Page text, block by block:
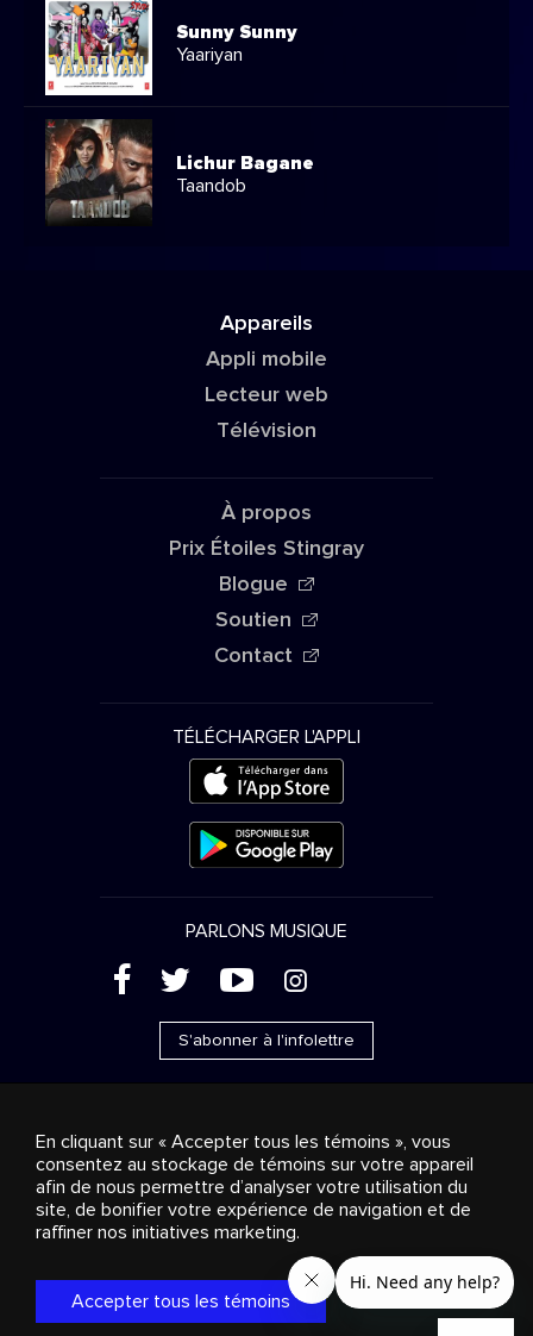
Sunny Sunny
Yaariyan
Lichur Bagane
Taandob
Appareils
Appli mobile
Lecteur web
Télévision
À propos
Prix Étoiles Stingray
Blogue
Soutien
Contact
TÉLÉCHARGER L'APPLI
PARLONS MUSIQUE
( ' + &
S'abonner à l'infolettre
Ventes publicitaires
Diffusion & distribution
Consommateurs
Solutions d’affaires Radio
propos
Cookies settings
© 2018-2025 Groupe Stingray Inc. Tous droits réservés.
, VOS AMBIANCES MUSICALES
et les autres
marques et logos reliés sont des marques de commerce du
Groupe Stingray au Canada, aux États-Unis et dans les autres
En cliquant sur « Accepter tous les témoins », vous
consentez au stockage de témoins sur votre appareil
afin de nous permettre d’analyser votre utilisation du
site, de bonifier votre expérience de navigation et de
raffiner nos initiatives marketing.
Accepter tous les témoins